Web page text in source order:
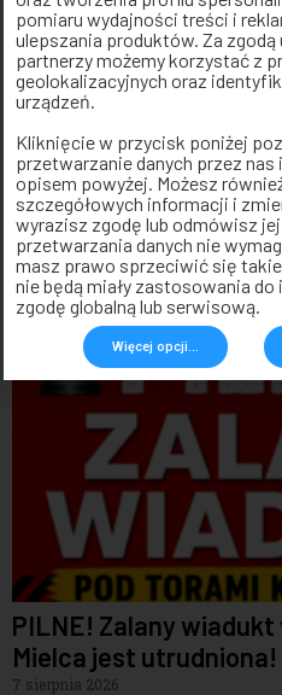
Jak prawidłowo
przeznaczony do
7 sierpnia 2026
PILNE! Zalany wiadukt
Mielca jest utrudniona!
7 sierpnia 2026
pomiaru wydajności treści i
ulepszania produktów. Za
partnerzy możemy korzystać z
geolokalizacyjnych oraz
urządzeń.
Kliknięcie w przycisk poniżej
przetwarzanie danych przez
opisem powyżej. Możesz
szczegółowych informacji i
wyrazisz zgodę lub odmówisz
przetwarzania danych nie
masz prawo sprzeciwić się
nie będą miały zastosowania
zgodę globalną lub serwisową.
Więcej opcji...